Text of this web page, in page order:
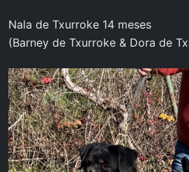
Nala de Txurroke 14 meses
(Barney de Txurroke & Dora de